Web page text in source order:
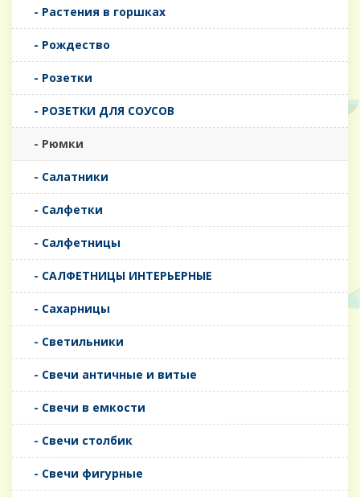
- Растения в горшках
- Рождество
- Розетки
- РОЗЕТКИ ДЛЯ СОУСОВ
- Рюмки
- Салатники
- Салфетки
- Салфетницы
- САЛФЕТНИЦЫ ИНТЕРЬЕРНЫЕ
- Сахарницы
- Светильники
- Свечи античные и витые
- Свечи в емкости
- Свечи столбик
- Свечи фигурные